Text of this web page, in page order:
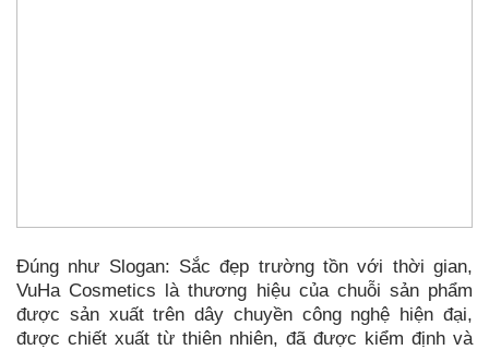
Đúng như Slogan: Sắc đẹp trường tồn với thời gian,
VuHa Cosmetics là thương hiệu của chuỗi sản phẩm
được sản xuất trên dây chuyền công nghệ hiện đại,
được chiết xuất từ thiên nhiên, đã được kiểm định và